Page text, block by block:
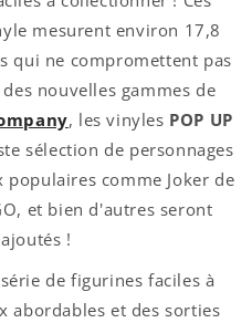
mesurent environ 17,8
qui ne compromettent pas
nouvelles gammes de
, les vinyles POP UP
sélection de personnages
comme Joker de
et bien d'autres seront
!
de figurines faciles à
abordables et des sorties